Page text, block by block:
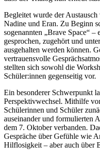
Begleitet wurde der
Nadine und Eran. Zu Beginn
sogenannten „Brave Space“
gesprochen, zugehört und
ausgehalten werden können.
vertrauensvolle
stellten sich sowohl die
Schüler:innen gegenseitig vor.
Ein besonderer Schwerpunkt
Perspektivwechsel. Mithilfe
Schülerinnen und Schüler
auseinander und formulierten
dem 7. Oktober verbanden.
Gespräche über Gefühle wie
Hilflosigkeit – aber auch über